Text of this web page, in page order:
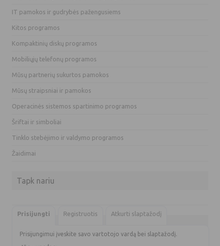
IT pamokos ir gudrybės pažengusiems
Kitos programos
Kompaktinių diskų programos
Mobiliųjų telefonų programos
Mūsų partnerių sukurtos pamokos
Mūsų straipsniai ir pamokos
Operacinės sistemos spartinimo programos
Šriftai ir simboliai
Tinklo stebėjimo ir valdymo programos
Žaidimai
Tapk nariu
Prisijungti Registruotis Atkurti slaptažodį
Prisijungimui įveskite savo vartotojo vardą bei slaptažodį.